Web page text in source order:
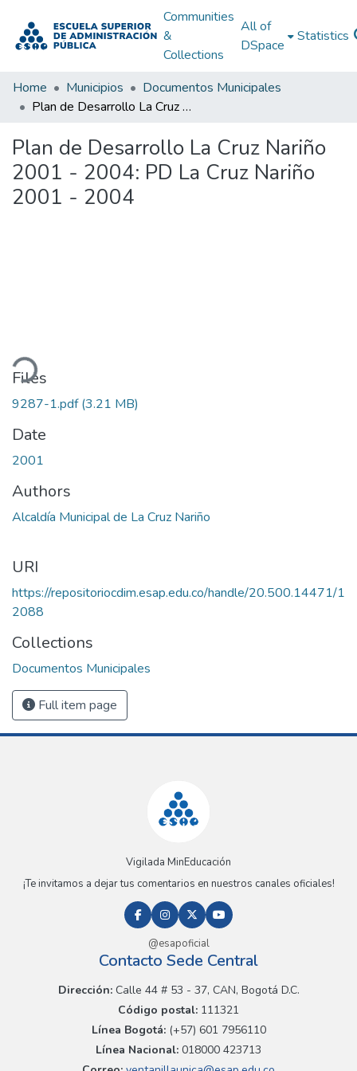
Communities
&
Collections
All of
DSpace
Statistics
Home Municipios
Documentos Municipales
Plan de Desarrollo La Cruz Nariño 2001 - 2004: PD La Cruz Nariño 2001 - 2004
Plan de Desarrollo La Cruz Nariño
2001 - 2004: PD La Cruz Nariño
2001 - 2004
Files
9287-1.pdf(3.21 MB)
Date
2001
Authors
Alcaldía Municipal de La Cruz Nariño
URI
https://repositoriocdim.esap.edu.co/handle/20.500.14471/1
2088
Collections
Documentos Municipales
Full item page
Vigilada MinEducación
¡Te invitamos a dejar tus comentarios en nuestros canales oficiales!
@esapoficial
Contacto Sede Central
Dirección:Calle 44 # 53 - 37, CAN, Bogotá D.C.
Código postal: 111321
Línea Bogotá:(+57) 601 7956110
Línea Nacional: 018000 423713